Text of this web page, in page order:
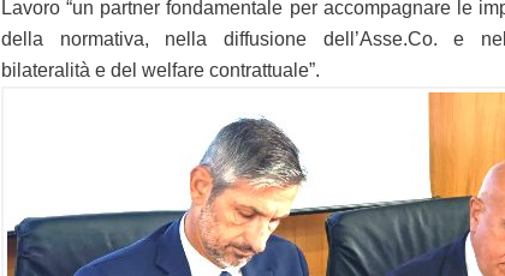
Lavoro “un partner fondamentale per accompagnare le
della normativa, nella diffusione dell’Asse.Co. e
bilateralità e del welfare contrattuale”.